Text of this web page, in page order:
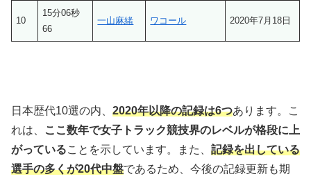
10
15分06秒
66
一山麻緒 ワコール 2020年7月18日
日本歴代10選の内、 2020年以降の記録は6つあります。こ
れは、
ここ数年で女子トラック競技界のレベルが格段に上
がっていることを示しています。また、 記録を出している
選手の多くが20代中盤であるため、今後の記録更新も期